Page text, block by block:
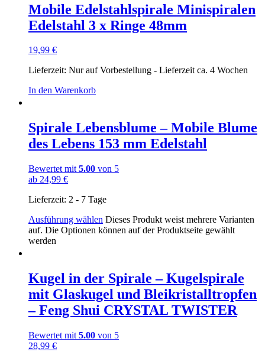
Mobile Edelstahlspirale Minispiralen
Edelstahl 3 x Ringe 48mm
19,99 €
Lieferzeit: Nur auf Vorbestellung - Lieferzeit ca. 4 Wochen
In den Warenkorb
Spirale Lebensblume – Mobile Blume
des Lebens 153 mm Edelstahl
Bewertet mit 5.00 von 5
ab 24,99 €
Lieferzeit: 2 - 7 Tage
Ausführung wählen Dieses Produkt weist mehrere Varianten
auf. Die Optionen können auf der Produktseite gewählt
werden
Kugel in der Spirale – Kugelspirale
mit Glaskugel und Bleikristalltropfen
– Feng Shui CRYSTAL TWISTER
Bewertet mit 5.00 von 5
28,99 €